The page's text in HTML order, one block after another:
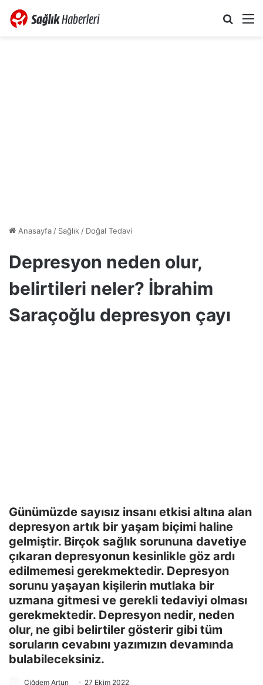
Anasayfa/ Sağlık/ Doğal Tedavi
Depresyon neden olur,
belirtileri neler? İbrahim
Saraçoğlu depresyon çayı
Günümüzde sayısız insanı etkisi altına alan
depresyon artık bir yaşam biçimi haline
gelmiştir. Birçok sağlık sorununa davetiye
çıkaran depresyonun kesinlikle göz ardı
edilmemesi gerekmektedir. Depresyon
sorunu yaşayan kişilerin mutlaka bir
uzmana gitmesi ve gerekli tedaviyi olması
gerekmektedir. Depresyon nedir, neden
olur, ne gibi belirtiler gösterir gibi tüm
soruların cevabını yazımızın devamında
bulabileceksiniz.
Çiğdem Artun 27 Ekim 2022